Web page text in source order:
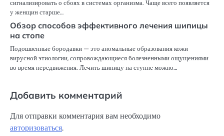
сигнализировать о сбоях в системах организма. Чаще всего появляется
у женщин старше…
Обзор способов эффективного лечения шипицы
на стопе
Подошвенные бородавки — это аномальные образования кожи
вирусной этиологии, сопровождающиеся болезненными ощущениями
во время передвижения. Лечить шипицу на ступне можно…
Добавить комментарий
Для отправки комментария вам необходимо
авторизоваться.